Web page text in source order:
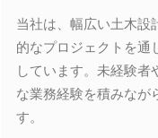
当社は、幅広い土木設
的なプロジェクトを通
しています。未経験者
な業務経験を積みなが
す。